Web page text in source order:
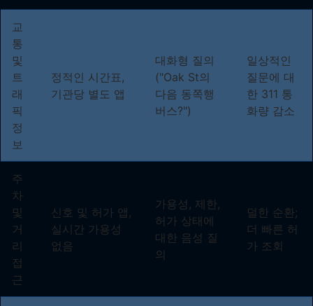
교
통
및
트
래
픽
정
보
정적인 시간표,
기관당 별도 앱
대화형 질의
("Oak St의
다음 동쪽행
버스?")
일상적인
질문에 대
한 311 통
화량 감소
주
차
및
거
리
접
근
신호 및 허가 앱,
실시간 가용성
없음
가용성, 제한,
허가 상태에
대한 음성 질
의
덜한 순환;
더 빠른 허
가 조회